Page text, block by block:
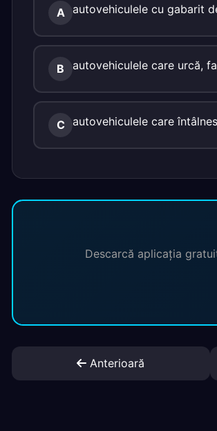
A autovehiculele cu gabarit
B autovehiculele care urcă,
C autovehiculele care
Descarcă aplicația
Anterioară